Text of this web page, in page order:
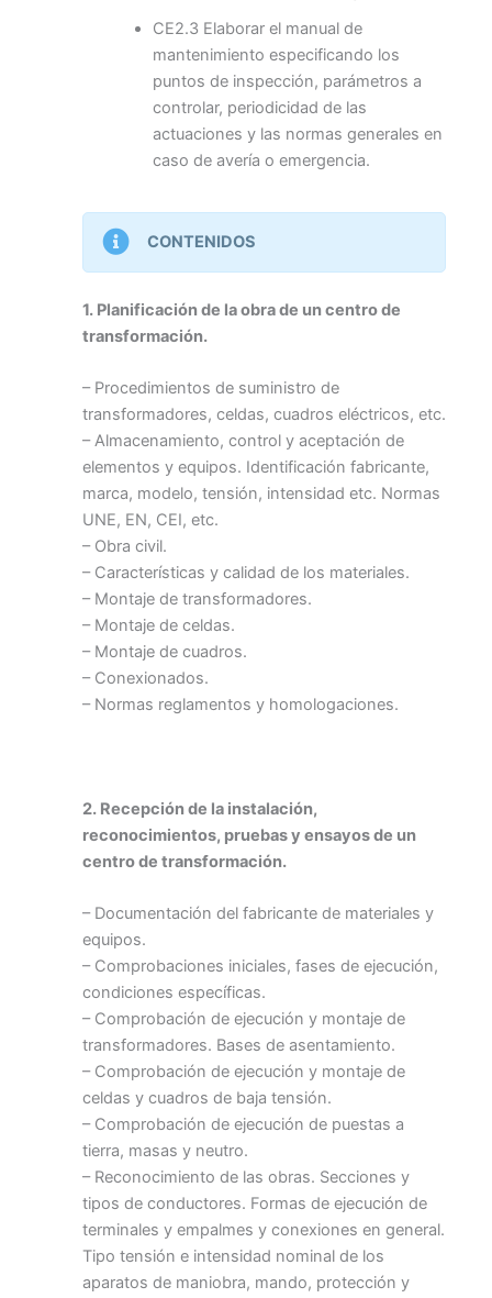
CE2.3 Elaborar el manual de
mantenimiento especificando los
puntos de inspección, parámetros a
controlar, periodicidad de las
actuaciones y las normas generales en
caso de avería o emergencia.
CONTENIDOS
1. Planificación de la obra de un centro de
transformación.
– Procedimientos de suministro de
transformadores, celdas, cuadros eléctricos, etc.
– Almacenamiento, control y aceptación de
elementos y equipos. Identificación fabricante,
marca, modelo, tensión, intensidad etc. Normas
UNE, EN, CEI, etc.
– Obra civil.
– Características y calidad de los materiales.
– Montaje de transformadores.
– Montaje de celdas.
– Montaje de cuadros.
– Conexionados.
– Normas reglamentos y homologaciones.
2. Recepción de la instalación,
reconocimientos, pruebas y ensayos de un
centro de transformación.
– Documentación del fabricante de materiales y
equipos.
– Comprobaciones iniciales, fases de ejecución,
condiciones específicas.
– Comprobación de ejecución y montaje de
transformadores. Bases de asentamiento.
– Comprobación de ejecución y montaje de
celdas y cuadros de baja tensión.
– Comprobación de ejecución de puestas a
tierra, masas y neutro.
– Reconocimiento de las obras. Secciones y
tipos de conductores. Formas de ejecución de
terminales y empalmes y conexiones en general.
Tipo tensión e intensidad nominal de los
aparatos de maniobra, mando, protección y